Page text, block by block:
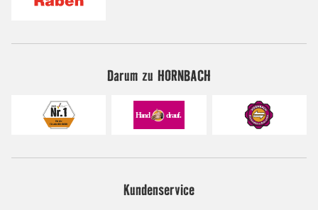
Darum zu HORNBACH
Kundenservice